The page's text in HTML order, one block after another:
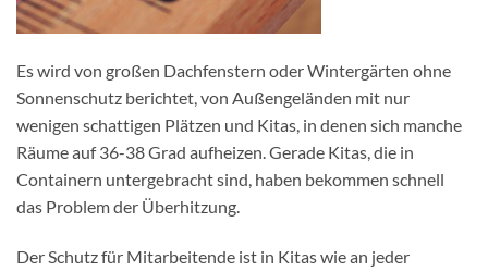
Es wird von großen Dachfenstern oder Wintergärten ohne
Sonnenschutz berichtet, von Außengeländen mit nur
wenigen schattigen Plätzen und Kitas, in denen sich manche
Räume auf 36-38 Grad aufheizen. Gerade Kitas, die in
Containern untergebracht sind, haben bekommen schnell
das Problem der Überhitzung.
Der Schutz für Mitarbeitende ist in Kitas wie an jeder